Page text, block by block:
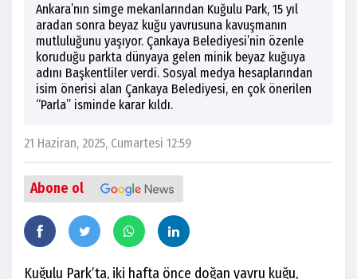
Ankara’nın simge mekanlarından Kuğulu Park, 15 yıl
aradan sonra beyaz kuğu yavrusuna kavuşmanın
mutluluğunu yaşıyor. Çankaya Belediyesi’nin özenle
koruduğu parkta dünyaya gelen minik beyaz kuğuya
adını Başkentliler verdi. Sosyal medya hesaplarından
isim önerisi alan Çankaya Belediyesi, en çok önerilen
“Parla” isminde karar kıldı.
21 Haziran, 2025, Cumartesi 12:59
Abone ol
Kuğulu Park’ta, iki hafta önce doğan yavru kuğu,